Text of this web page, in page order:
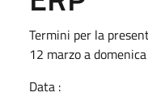
Termini per la
12 marzo a
Data :